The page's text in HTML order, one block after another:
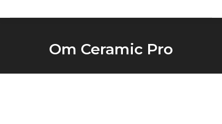
Om Ceramic Pro
You are here: